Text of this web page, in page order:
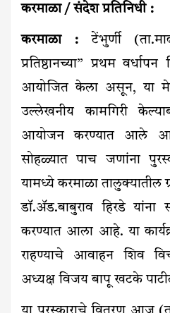
करमाळा / संदेश प्रतिनिधी :
करमाळा : टेंभुर्णी
प्रतिष्ठानच्या” प्रथम
आयोजित केला असून, या
उल्लेखनीय कामगिरी
आयोजन करण्यात आले
सोहळ्यात पाच जणांना
यामध्ये करमाळा तालुक्यातील
डॉ.ॲड.बाबुराव हिरडे यांना
करण्यात आला आहे. या
राहण्याचे आवाहन शिव
अध्यक्ष विजय बापू खटके